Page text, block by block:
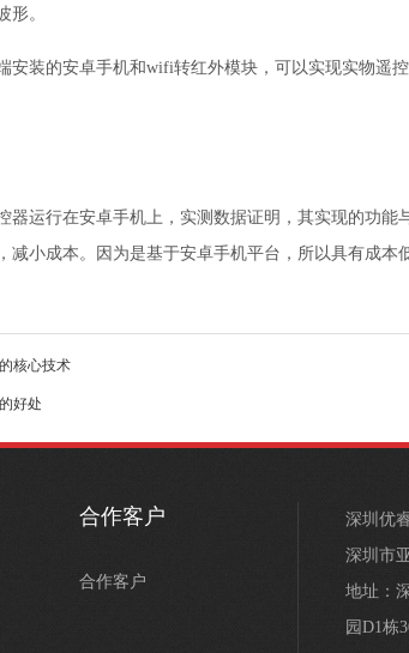
形。
安装的安卓手机和wifi转红外模块，可以实现实物遥控
器运行在安卓手机上，实测数据证明，其实现的功
减小成本。因为是基于安卓手机平台，所以具有成
核心技术
好处
合作客户
合作客户
深圳优
深圳市
地址：
园D1栋